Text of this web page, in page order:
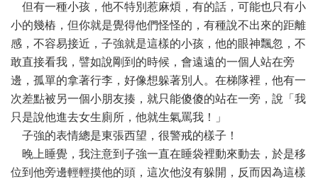
但有一種小孩，他不特別惹麻煩，有的話，可能也只有小
小的幾樁，但你就是覺得他們怪怪的，有種說不出來的距離
感，不容易接近，子強就是這樣的小孩，他的眼神飄忽，不
敢直接看我，譬如說剛到的時候，會遠遠的一個人站在旁
邊，孤單的拿著行李，好像想躲著別人。在梯隊裡，他有一
次差點被另一個小朋友揍，就只能傻傻的站在一旁，說「我
只是說他進去女生廁所，他就生氣罵我！」
子強的表情總是東張西望，很警戒的樣子！
晚上睡覺，我注意到子強一直在睡袋裡動來動去，於是移
位到他旁邊輕輕摸他的頭，這次他沒有躲開，反而因為這樣